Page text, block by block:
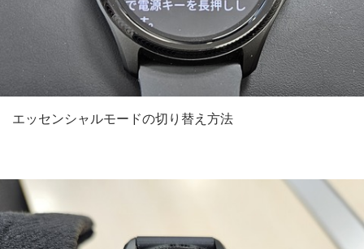
エッセンシャルモードの切り替え方法